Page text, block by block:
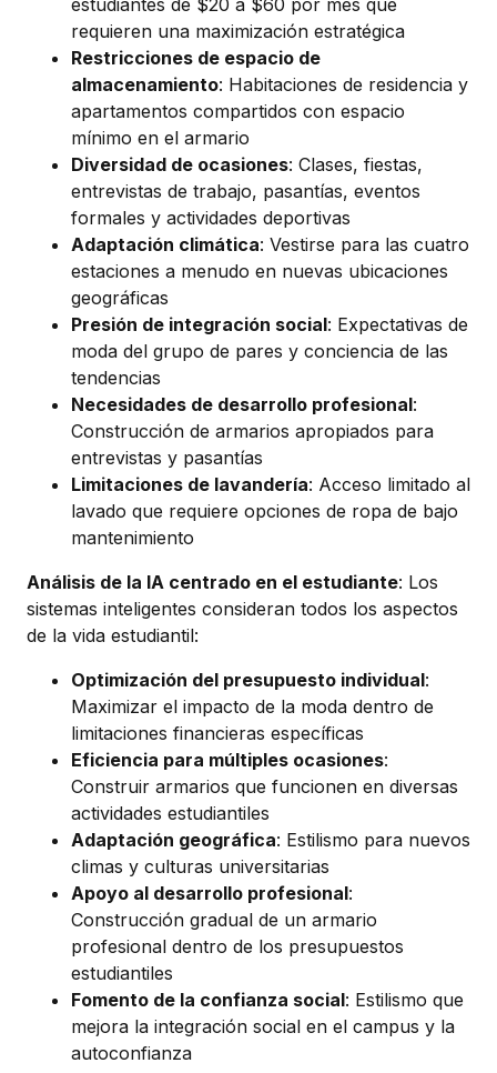
estudiantes de $20 a $60 por mes que
requieren una maximización estratégica
Restricciones de espacio de
almacenamiento: Habitaciones de residencia y
apartamentos compartidos con espacio
mínimo en el armario
Diversidad de ocasiones: Clases, fiestas,
entrevistas de trabajo, pasantías, eventos
formales y actividades deportivas
Adaptación climática: Vestirse para las cuatro
estaciones a menudo en nuevas ubicaciones
geográficas
Presión de integración social: Expectativas de
moda del grupo de pares y conciencia de las
tendencias
Necesidades de desarrollo profesional:
Construcción de armarios apropiados para
entrevistas y pasantías
Limitaciones de lavandería: Acceso limitado al
lavado que requiere opciones de ropa de bajo
mantenimiento
Análisis de la IA centrado en el estudiante: Los
sistemas inteligentes consideran todos los aspectos
de la vida estudiantil:
Optimización del presupuesto individual:
Maximizar el impacto de la moda dentro de
limitaciones financieras específicas
Eficiencia para múltiples ocasiones:
Construir armarios que funcionen en diversas
actividades estudiantiles
Adaptación geográfica: Estilismo para nuevos
climas y culturas universitarias
Apoyo al desarrollo profesional:
Construcción gradual de un armario
profesional dentro de los presupuestos
estudiantiles
Fomento de la confianza social: Estilismo que
mejora la integración social en el campus y la
autoconfianza